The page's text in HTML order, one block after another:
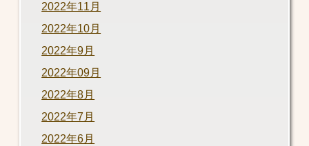
2022年11月
2022年10月
2022年9月
2022年09月
2022年8月
2022年7月
2022年6月